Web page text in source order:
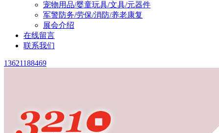
宠物用品/婴童玩具/文具/元器件
军警防务/劳保/消防/养老康复
展会介绍
在线留言
联系我们
13621188469